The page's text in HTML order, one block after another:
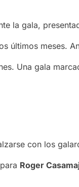
la gala,
últimos meses.
Una gala
con los
Roger